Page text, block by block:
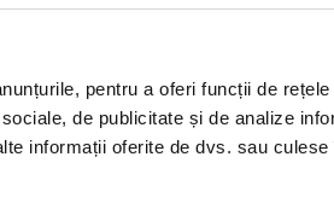
pentru a oferi funcții de
de publicitate și de analize
informații oferite de dvs. sau